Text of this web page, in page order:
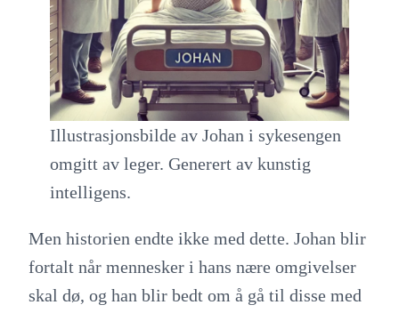
Illustrasjonsbilde av Johan i sykesengen
omgitt av leger. Generert av kunstig
intelligens.
Men historien endte ikke med dette. Johan blir
fortalt når mennesker i hans nære omgivelser
skal dø, og han blir bedt om å gå til disse med